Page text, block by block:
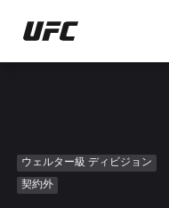
イ
ン
ン
ツ
に
ウェルター級 ディビジョン
契約外